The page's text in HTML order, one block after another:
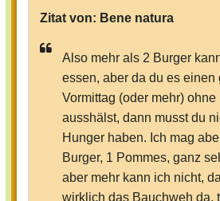
Zitat von: Bene natura
Also mehr als 2 Burger
essen, aber da du es einen
Vormittag (oder mehr) ohne
ausshälst, dann musst du
Hunger haben. Ich mag
Burger, 1 Pommes, ganz
aber mehr kann ich nicht,
wirklich das Bauchweh da,